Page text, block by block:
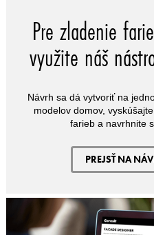
Pre zladenie
využite náš
Návrh sa dá vytvoriť na
modelov domov,
farieb a navrhnite
PREJSŤ NA